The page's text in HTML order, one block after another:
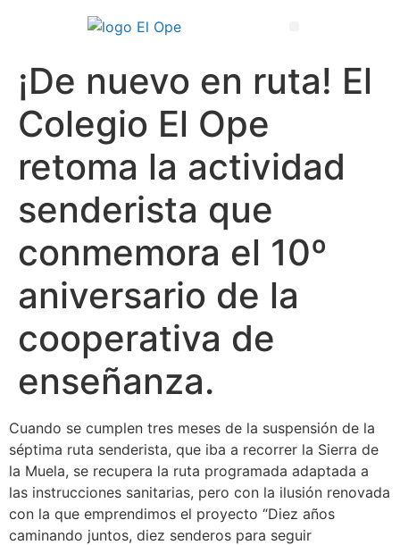
¡De nuevo en ruta! El
Colegio El Ope
retoma la actividad
senderista que
conmemora el 10º
aniversario de la
cooperativa de
enseñanza.
Cuando se cumplen tres meses de la suspensión de la
séptima ruta senderista, que iba a recorrer la Sierra de
la Muela, se recupera la ruta programada adaptada a
las instrucciones sanitarias, pero con la ilusión renovada
con la que emprendimos el proyecto “Diez años
caminando juntos, diez senderos para seguir